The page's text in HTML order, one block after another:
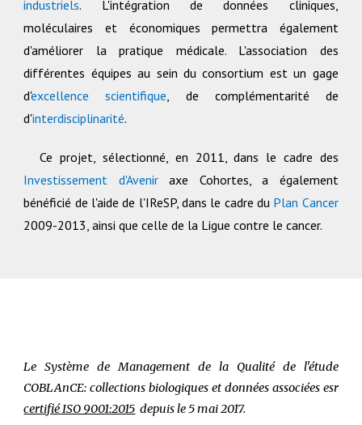
industriels. L'intégration de données cliniques,
moléculaires et économiques permettra également
d'améliorer la pratique médicale. L'association des
différentes équipes au sein du consortium est un gage
d'excellence scientifique, de complémentarité de
d'interdisciplinarité.
Ce projet, sélectionné, en 2011, dans le cadre des
Investissement d'Aveniraxe Cohortes, a également
bénéficié de l'aide de l'IReSP, dans le cadre du Plan Cancer
2009-2013, ainsi que celle de la Ligue contre le cancer.
Le Système de Management de la Qualité de l'étude
COBLAnCE: collections biologiques et données associées esr
certifié ISO 9001:2015 depuis le 5 mai 2017.